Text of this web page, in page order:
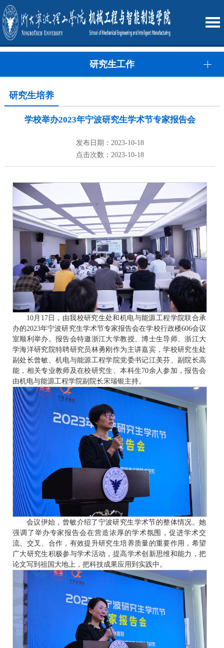
研究生工作
研究生培养
学校举办2023年宁波研究生学术节专家报告会
发布日期：2023-10-18
点击次数：2023-10-18
10月17日，由我校研究生处和机电与能源工程学院联合承
办的2023年宁波研究生学术节专家报告会在学校行政楼606会议
室顺利举办。报告会特邀浙江大学教授、博士生导师、浙江大
学海洋研究院特聘研究员林勇刚作为主讲嘉宾，学校研究生处
副处长曾敏、机电与能源工程学院党委书记江美芬、副院长高
能，相关专业教师及在校研究生、本科生70余人参加，报告会
由机电与能源工程学院副院长宋瑞银主持。
会议伊始，曾敏介绍了宁波研究生学术节的整体情况。她
强调了举办专家报告会在营造浓厚的学术氛围，促进学术交
流、交叉、合作，有效提升研究生培养质量的重要作用，希望
广大研究生积极参与学术活动，提高学术创新思维和能力，把
论文写到祖国大地上，把科技成果应用到实践中。